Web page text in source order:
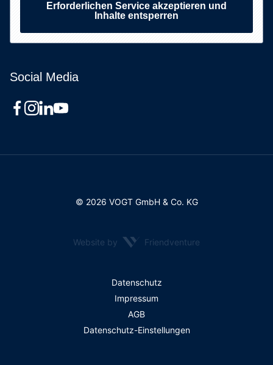
Erforderlichen Service akzeptieren und
Inhalte entsperren
Social Media
© 2026 VOGT GmbH & Co. KG
Website by Friendventure
Datenschutz
Impressum
AGB
Datenschutz-Einstellungen